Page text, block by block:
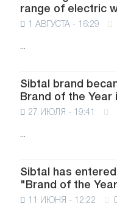
range of electric
1 АВГУСТА - 16:29
...
Sibtal brand
Brand of the Year
27 ИЮЛЯ - 19:41
...
Sibtal has
"Brand of the
11 ИЮНЯ - 12:22